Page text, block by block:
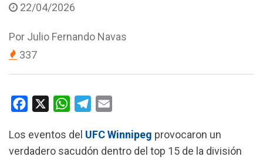
22/04/2026
Por Julio Fernando Navas
337
c
e
W
a
t
l
e
a
i
Los eventos del UFC Winnipeg provocaron un
verdadero sacudón dentro del top 15 de la división